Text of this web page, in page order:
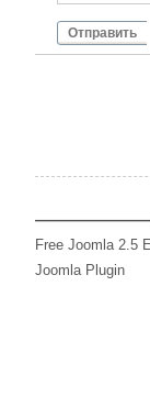
Отправить
Free Joomla 2.5
Joomla Plugin